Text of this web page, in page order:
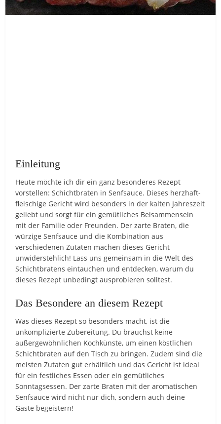
Einleitung
Heute möchte ich dir ein ganz besonderes Rezept
vorstellen: Schichtbraten in Senfsauce. Dieses herzhaft-
fleischige Gericht wird besonders in der kalten Jahreszeit
geliebt und sorgt für ein gemütliches Beisammensein
mit der Familie oder Freunden. Der zarte Braten, die
würzige Senfsauce und die Kombination aus
verschiedenen Zutaten machen dieses Gericht
unwiderstehlich! Lass uns gemeinsam in die Welt des
Schichtbratens eintauchen und entdecken, warum du
dieses Rezept unbedingt ausprobieren solltest.
Das Besondere an diesem Rezept
Was dieses Rezept so besonders macht, ist die
unkomplizierte Zubereitung. Du brauchst keine
außergewöhnlichen Kochkünste, um einen köstlichen
Schichtbraten auf den Tisch zu bringen. Zudem sind die
meisten Zutaten gut erhältlich und das Gericht ist ideal
für ein festliches Essen oder ein gemütliches
Sonntagsessen. Der zarte Braten mit der aromatischen
Senfsauce wird nicht nur dich, sondern auch deine
Gäste begeistern!